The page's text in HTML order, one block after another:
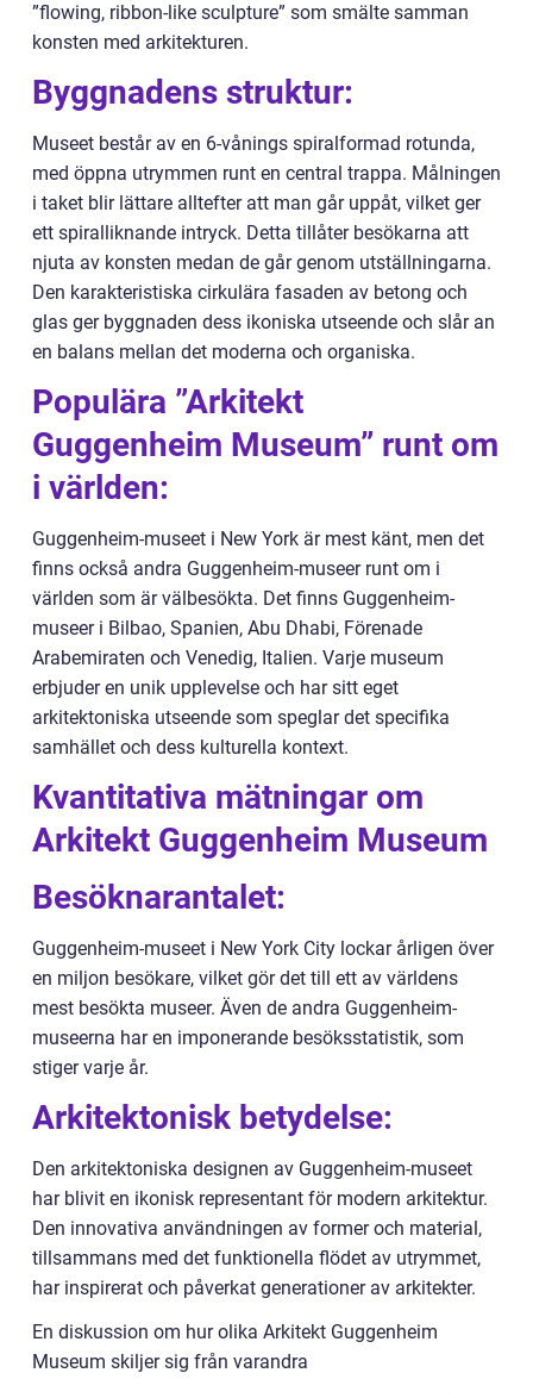
”flowing, ribbon-like sculpture” som smälte samman
konsten med arkitekturen.
Byggnadens struktur:
Museet består av en 6-vånings spiralformad rotunda,
med öppna utrymmen runt en central trappa. Målningen
i taket blir lättare alltefter att man går uppåt, vilket ger
ett spiralliknande intryck. Detta tillåter besökarna att
njuta av konsten medan de går genom utställningarna.
Den karakteristiska cirkulära fasaden av betong och
glas ger byggnaden dess ikoniska utseende och slår an
en balans mellan det moderna och organiska.
Populära ”Arkitekt
Guggenheim Museum” runt om
i världen:
Guggenheim-museet i New York är mest känt, men det
finns också andra Guggenheim-museer runt om i
världen som är välbesökta. Det finns Guggenheim-
museer i Bilbao, Spanien, Abu Dhabi, Förenade
Arabemiraten och Venedig, Italien. Varje museum
erbjuder en unik upplevelse och har sitt eget
arkitektoniska utseende som speglar det specifika
samhället och dess kulturella kontext.
Kvantitativa mätningar om
Arkitekt Guggenheim Museum
Besöknarantalet:
Guggenheim-museet i New York City lockar årligen över
en miljon besökare, vilket gör det till ett av världens
mest besökta museer. Även de andra Guggenheim-
museerna har en imponerande besöksstatistik, som
stiger varje år.
Arkitektonisk betydelse:
Den arkitektoniska designen av Guggenheim-museet
har blivit en ikonisk representant för modern arkitektur.
Den innovativa användningen av former och material,
tillsammans med det funktionella flödet av utrymmet,
har inspirerat och påverkat generationer av arkitekter.
En diskussion om hur olika Arkitekt Guggenheim
Museum skiljer sig från varandra